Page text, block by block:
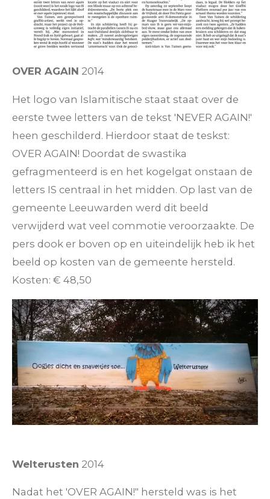
OVER AGAIN 2014
Het logo van Islamitische staat staat over de
eerste twee letters van de tekst 'NEVER AGAIN!'
heen geschilderd. Hierdoor staat de teskst:
OVER AGAIN! Doordat de swastika
gefragmenteerd is en het kogelgat onstaan de
letters IS centraal in het midden. Op last van de
gemeente Leeuwarden werd dit beeld
verwijderd wat veel commotie veroorzaakte. De
pers dook er boven op en uiteindelijk heb ik het
beeld op kosten van de gemeente hersteld.
Kosten: € 48,50
Welterusten 2014
Nadat het 'OVER AGAIN!" hersteld was is het